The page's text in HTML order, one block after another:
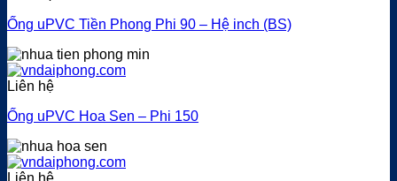
Ống uPVC Tiền Phong Phi 90 – Hệ inch (BS)
Liên hệ
Ống uPVC Hoa Sen – Phi 150
Liên hệ